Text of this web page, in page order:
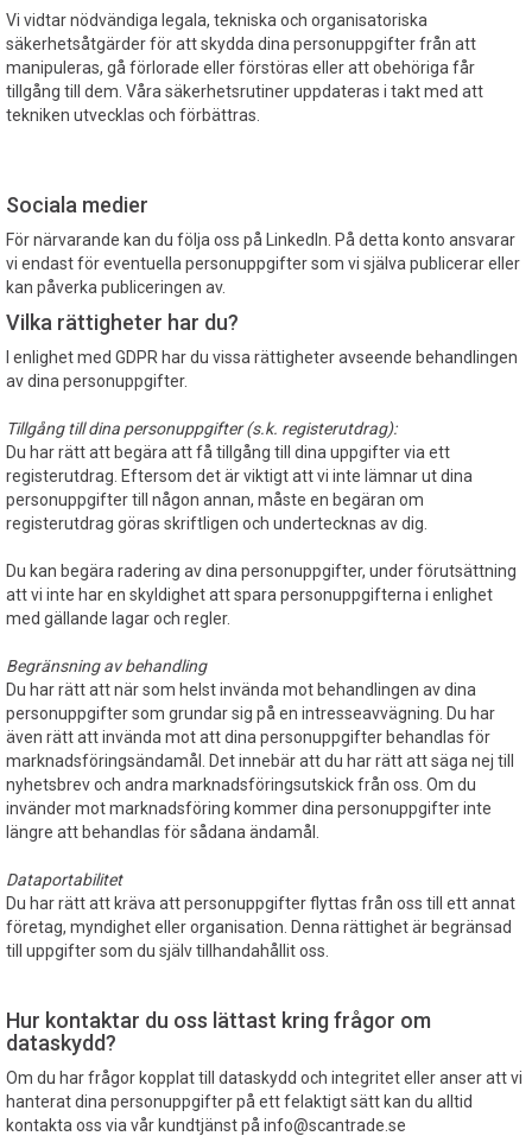
Vi vidtar nödvändiga legala, tekniska och organisatoriska
säkerhetsåtgärder för att skydda dina personuppgifter från att
manipuleras, gå förlorade eller förstöras eller att obehöriga får
tillgång till dem. Våra säkerhetsrutiner uppdateras i takt med att
tekniken utvecklas och förbättras.
Sociala medier
För närvarande kan du följa oss på LinkedIn. På detta konto ansvarar
vi endast för eventuella personuppgifter som vi själva publicerar eller
kan påverka publiceringen av.
Vilka rättigheter har du?
I enlighet med GDPR har du vissa rättigheter avseende behandlingen
av dina personuppgifter.
Tillgång till dina personuppgifter (s.k. registerutdrag):
Du har rätt att begära att få tillgång till dina uppgifter via ett
registerutdrag. Eftersom det är viktigt att vi inte lämnar ut dina
personuppgifter till någon annan, måste en begäran om
registerutdrag göras skriftligen och undertecknas av dig.
Du kan begära radering av dina personuppgifter, under förutsättning
att vi inte har en skyldighet att spara personuppgifterna i enlighet
med gällande lagar och regler.
Begränsning av behandling
Du har rätt att när som helst invända mot behandlingen av dina
personuppgifter som grundar sig på en intresseavvägning. Du har
även rätt att invända mot att dina personuppgifter behandlas för
marknadsföringsändamål. Det innebär att du har rätt att säga nej till
nyhetsbrev och andra marknadsföringsutskick från oss. Om du
invänder mot marknadsföring kommer dina personuppgifter inte
längre att behandlas för sådana ändamål.
Dataportabilitet
Du har rätt att kräva att personuppgifter flyttas från oss till ett annat
företag, myndighet eller organisation. Denna rättighet är begränsad
till uppgifter som du själv tillhandahållit oss.
Hur kontaktar du oss lättast kring frågor om
dataskydd?
Om du har frågor kopplat till dataskydd och integritet eller anser att vi
hanterat dina personuppgifter på ett felaktigt sätt kan du alltid
kontakta oss via vår kundtjänst på info@scantrade.se